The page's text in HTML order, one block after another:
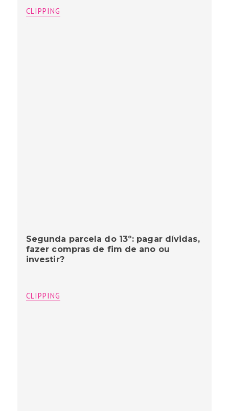
CLIPPING
Segunda parcela do 13º: pagar dívidas,
fazer compras de fim de ano ou
investir?
CLIPPING